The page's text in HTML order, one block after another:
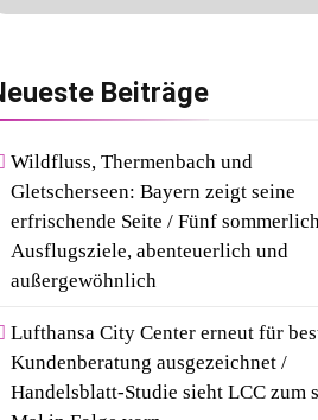
Beiträge
Wildfluss, Thermenbach und
Gletscherseen: Bayern zeigt seine
erfrischende Seite / Fünf
Ausflugsziele, abenteuerlich und
außergewöhnlich
Lufthansa City Center erneut für
Kundenberatung ausgezeichnet /
Handelsblatt-Studie sieht LCC zum